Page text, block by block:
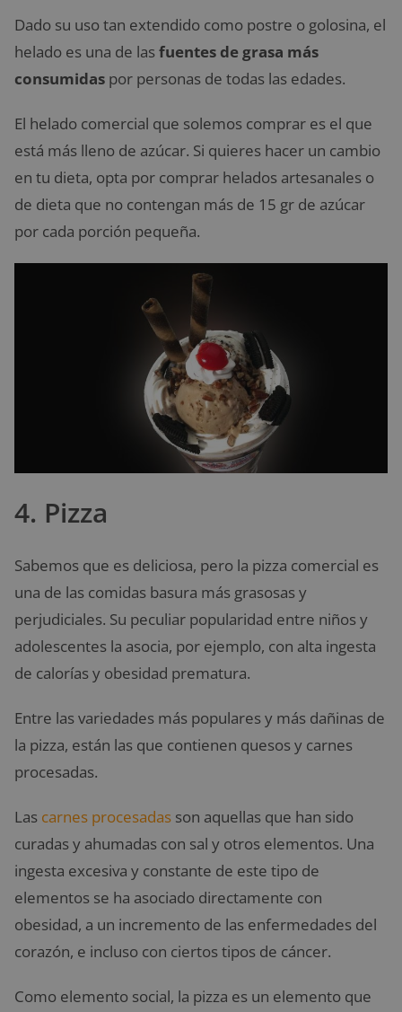
Dado su uso tan extendido como postre o golosina, el
helado es una de lasfuentes de grasa más
consumidas por personas de todas las edades.
El helado comercial que solemos comprar es el que
está más lleno de azúcar. Si quieres hacer un cambio
en tu dieta, opta por comprar helados artesanales o
de dieta que no contengan más de 15 gr de azúcar
por cada porción pequeña.
4. Pizza
Sabemos que es deliciosa, pero la pizza comercial es
una de las comidas basura más grasosas y
perjudiciales. Su peculiar popularidad entre niños y
adolescentes la asocia, por ejemplo, con alta ingesta
de calorías y obesidad prematura.
Entre las variedades más populares y más dañinas de
la pizza, están las que contienen quesos y carnes
procesadas.
Las carnes procesadas son aquellas que han sido
curadas y ahumadas con sal y otros elementos. Una
ingesta excesiva y constante de este tipo de
elementos se ha asociado directamente con
obesidad, a un incremento de las enfermedades del
corazón, e incluso con ciertos tipos de cáncer.
Como elemento social, la pizza es un elemento que